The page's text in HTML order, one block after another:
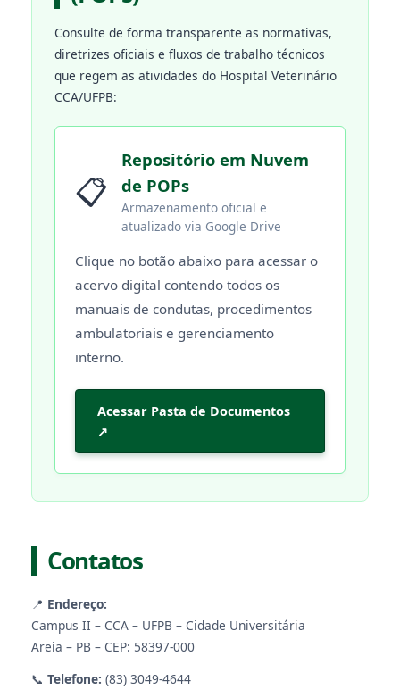
Consulte de forma transparente as normativas,
diretrizes oficiais e fluxos de trabalho técnicos
que regem as atividades do Hospital Veterinário
CCA/UFPB:
📋
Repositório em Nuvem
de POPs
Armazenamento oficial e
atualizado via Google Drive
Clique no botão abaixo para acessar o
acervo digital contendo todos os
manuais de condutas, procedimentos
ambulatoriais e gerenciamento
interno.
Acessar Pasta de Documentos
↗
Contatos
📍 Endereço:
Campus II – CCA – UFPB – Cidade Universitária
Areia – PB – CEP: 58397-000
📞 Telefone: (83) 3049-4644